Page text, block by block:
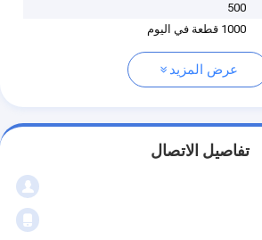
500
1000 قطعة في اليوم
عرض المزيد
تفاصيل الاتصال